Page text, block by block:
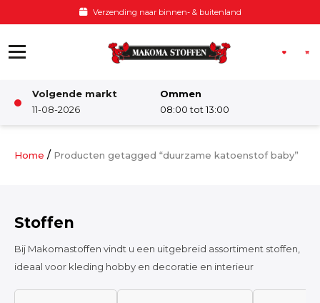
Voor 12:00 besteld, zelfde dag verzonden
Volgende markt
11-08-2026
Ommen
08:00 tot 13:00
Damesstoffen
Home / Producten getagged “duurzame katoenstof baby”
Stoffen
Bij Makomastoffen vindt u een uitgebreid assortiment stoffen,
ideaal voor kleding hobby en decoratie en interieur